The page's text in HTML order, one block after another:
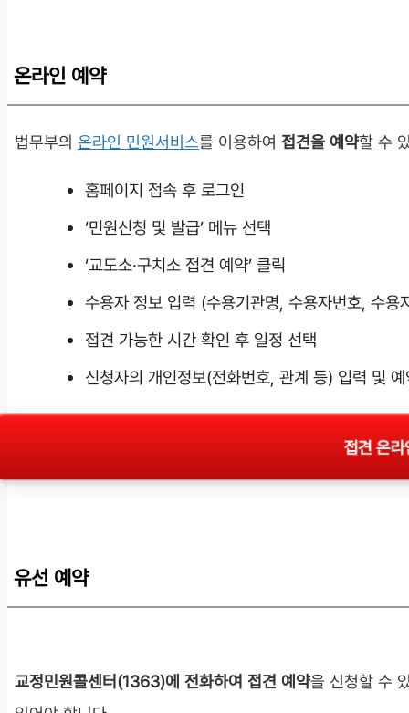
온라인 예약
법무부의 온라인 민원서비스를 이용하여 접견을 예약할 수
홈페이지 접속 후 로그인
‘민원신청 및 발급’ 메뉴 선택
‘교도소·구치소 접견 예약’ 클릭
수용자 정보 입력 (수용기관명, 수용자번호, 수용
접견 가능한 시간 확인 후 일정 선택
신청자의 개인정보(전화번호, 관계 등) 입력 및
접견 온
유선 예약
교정민원콜센터(1363)에 전화하여 접견 예약을 신청할 수